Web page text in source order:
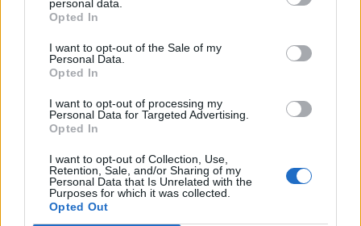
personal data.
Opted In
I want to opt-out of the Sale of my
Personal Data.
Opted In
I want to opt-out of processing my
Personal Data for Targeted Advertising.
Opted In
I want to opt-out of Collection, Use,
Retention, Sale, and/or Sharing of my
Personal Data that Is Unrelated with the
Purposes for which it was collected.
Opted Out
Jalkapallon MM-kisat 2026 Pudotuspelit –
tässä kaavio
28.06.2026 13:37
Jalkapallon MM-kisat 2026 huipentuvat seuraavaksi, kun